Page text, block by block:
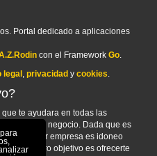
Portal dedicado a aplicaciones
con el Framework Go.
legal , privacidad y cookies.
te ayudara en todas las
para tu negocio. Dada que es
cualquier empresa es idoneo
Nuestro objetivo es ofrecerte